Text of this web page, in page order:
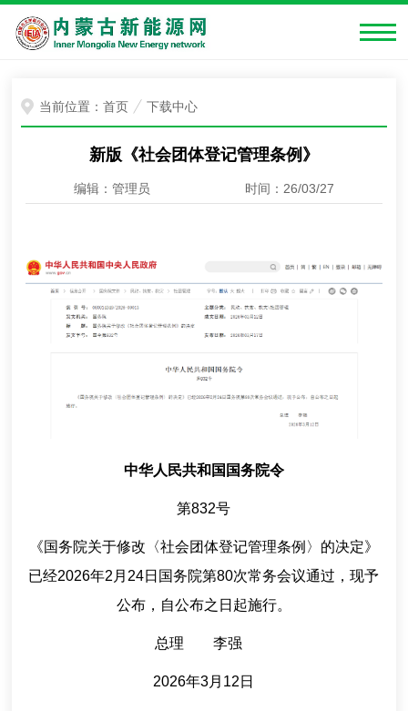
当前位置：首页 下载中心
新版《社会团体登记管理条例》
编辑：管理员 时间：26/03/27
中华人民共和国国务院令
第832号
《国务院关于修改〈社会团体登记管理条例〉的决定》
已经2026年2月24日国务院第80次常务会议通过，现予
公布，自公布之日起施行。
总理 李强
2026年3月12日